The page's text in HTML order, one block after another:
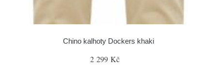
Chino kalhoty Dockers khaki
2 299 Kč